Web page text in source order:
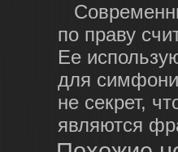
по праву
Ее
для
не секрет,
являются